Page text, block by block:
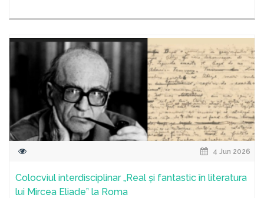
4 Jun 2026
Colocviul interdisciplinar „Real și fantastic în literatura
lui Mircea Eliade” la Roma